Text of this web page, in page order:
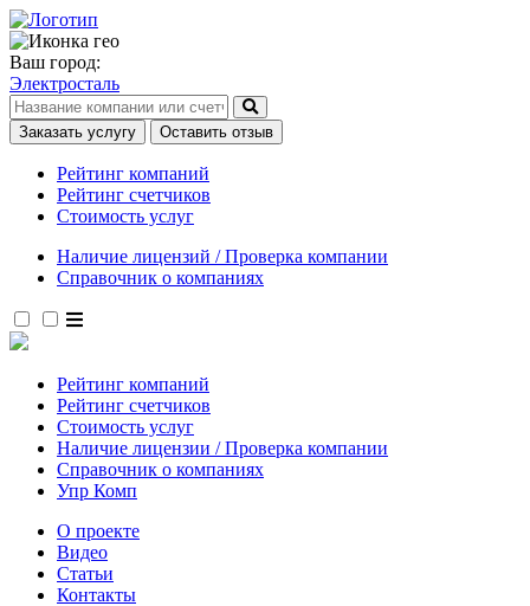
Ваш город:
Электросталь
Заказать услугу Оставить отзыв
Рейтинг компаний
Рейтинг счетчиков
Стоимость услуг
Наличие лицензий / Проверка компании
Справочник о компаниях
Рейтинг компаний
Рейтинг счетчиков
Стоимость услуг
Наличие лицензии / Проверка компании
Справочник о компаниях
Упр Комп
О проекте
Видео
Статьи
Контакты